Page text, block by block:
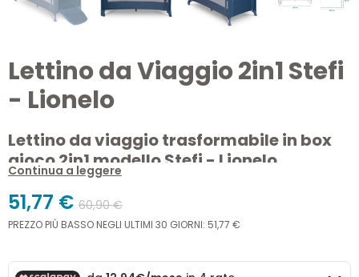
Lettino da Viaggio 2in1 Stefi
- Lionelo
Lettino da viaggio trasformabile in box
gioco 2in1 modello Stefi - Lionelo
Scopri il Lettino 2in1 da Viaggio Stefi di Lionelo. Pratico e
sicuro, ideale per viaggi e casa. Facile da trasportare e
perfetto come box per bambini.
Continua a leggere
51,77 € 60,90 €
PREZZO PIÙ BASSO NEGLI ULTIMI 30 GIORNI: 51,77 €